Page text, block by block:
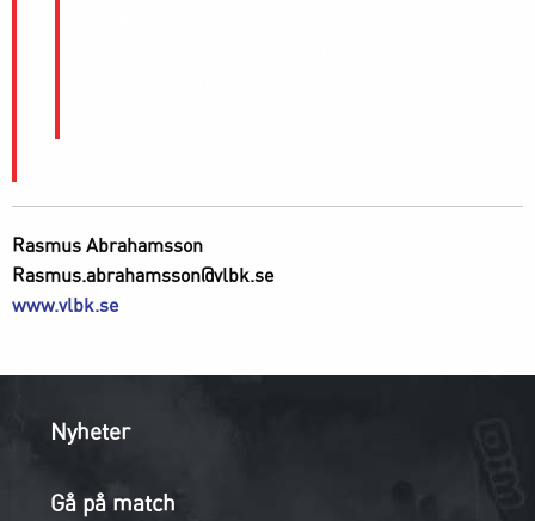
Rasmus Abrahamsson
Rasmus.abrahamsson@vlbk.se
www.vlbk.se
Nyheter
Gå på match